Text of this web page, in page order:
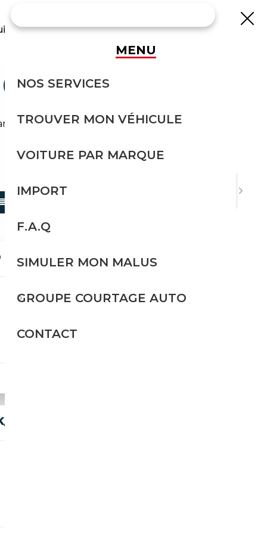
effort avec Courtage Auto.
TRIER PAR
Essence
LHZ/CARPLAY/TOTW/R20
MENU
NOS SERVICES
TROUVER MON VÉHICULE
VOITURE PAR MARQUE
IMPORT
F.A.Q
SIMULER MON MALUS
GROUPE COURTAGE AUTO
CONTACT